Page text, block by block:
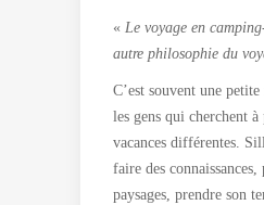
« Le voyage en
autre philosophie du
C’est souvent une
les gens qui cherchent à
vacances différentes.
faire des
paysages, prendre son